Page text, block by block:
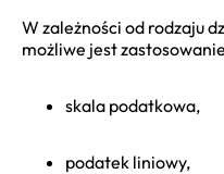
W zależności od rodzaju
możliwe jest
skala podatkowa,
podatek liniowy,